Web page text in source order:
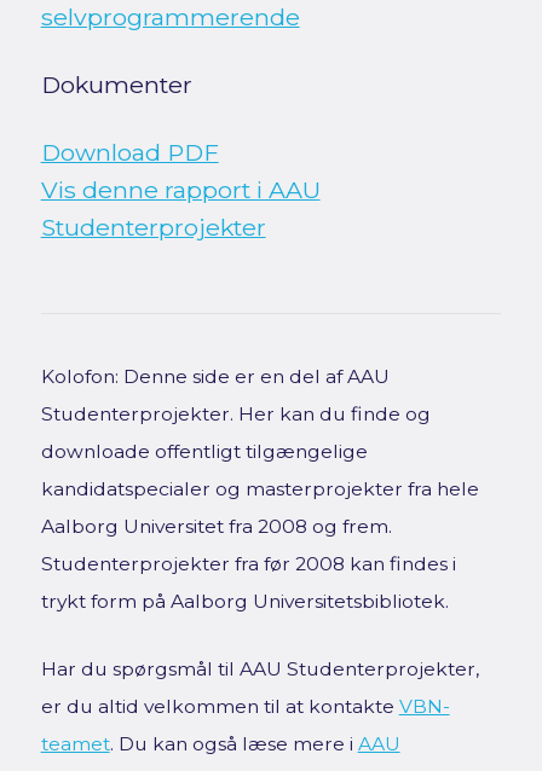
selvprogrammerende
Dokumenter
Download PDF
Vis denne rapport i AAU
Studenterprojekter
Kolofon: Denne side er en del af AAU
Studenterprojekter. Her kan du finde og
downloade offentligt tilgængelige
kandidatspecialer og masterprojekter fra hele
Aalborg Universitet fra 2008 og frem.
Studenterprojekter fra før 2008 kan findes i
trykt form på Aalborg Universitetsbibliotek.
Har du spørgsmål til AAU Studenterprojekter,
er du altid velkommen til at kontakte VBN-
teamet. Du kan også læse mere i AAU